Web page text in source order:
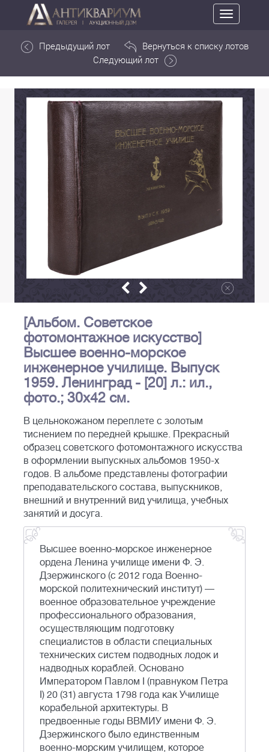
Toggle
navigation
Предыдущий лот
Вернуться к списку лотов
Следующий лот
[Альбом. Советское
фотомонтажное искусство]
Высшее военно-морское
инженерное училище. Выпуск
1959. Ленинград - [20] л.: ил.,
фото.; 30х42 см.
В цельнокожаном переплете с золотым
тиснением по передней крышке. Прекрасный
образец советского фотомонтажного искусства
в оформлении выпускных альбомов 1950-х
годов. В альбоме представлены фотографии
преподавательского состава, выпускников,
внешний и внутренний вид училища, учебных
занятий и досуга.
Высшее военно-морское инженерное
ордена Ленина училище имени Ф. Э.
Дзержинского (с 2012 года Военно-
морской политехнический институт) —
военное образовательное учреждение
профессионального образования,
осуществляющим подготовку
специалистов в области специальных
технических систем подводных лодок и
надводных кораблей. Основано
Императором Павлом I (правнуком Петра
I) 20 (31) августа 1798 года как Училище
корабельной архитектуры. В
предвоенные годы ВВМИУ имени Ф. Э.
Дзержинского было единственным
военно-морским училищем, которое